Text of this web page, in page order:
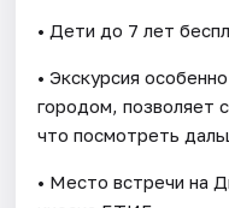
• Дети до 7 лет
• Экскурсия
городом, позволяет
что посмотреть
• Место встречи на